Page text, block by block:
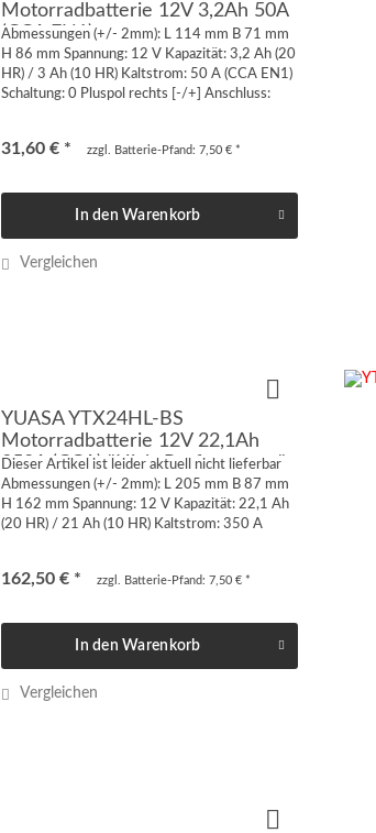
Motorradbatterie 12V 3,2Ah 50A
(CCA EN1)
Abmessungen (+/- 2mm): L 114 mm B 71 mm
H 86 mm Spannung: 12 V Kapazität: 3,2 Ah (20
HR) / 3 Ah (10 HR) Kaltstrom: 50 A (CCA EN1)
Schaltung: 0 Pluspol rechts [-/+] Anschluss:
31,60 € * zzgl. Batterie-Pfand: 7,50 € *
In den Warenkorb
Vergleichen
YUASA YTX24HL-BS
Motorradbatterie 12V 22,1Ah
350A (CCA) "High-Performance"
Dieser Artikel ist leider aktuell nicht lieferbar
Abmessungen (+/- 2mm): L 205 mm B 87 mm
H 162 mm Spannung: 12 V Kapazität: 22,1 Ah
(20 HR) / 21 Ah (10 HR) Kaltstrom: 350 A
162,50 € * zzgl. Batterie-Pfand: 7,50 € *
In den Warenkorb
Vergleichen